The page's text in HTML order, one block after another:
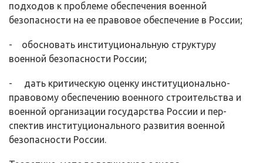
подходов к проблеме обеспечения военной
безопасности на ее правовое обеспечение в России;
- обосновать институциональную структуру
военной безопасности России;
- дать критическую оценку институционально-
правовому обеспечению военного строительства и
военной организации государства России и пер­
спектив институционального развития военной
безопасности России.